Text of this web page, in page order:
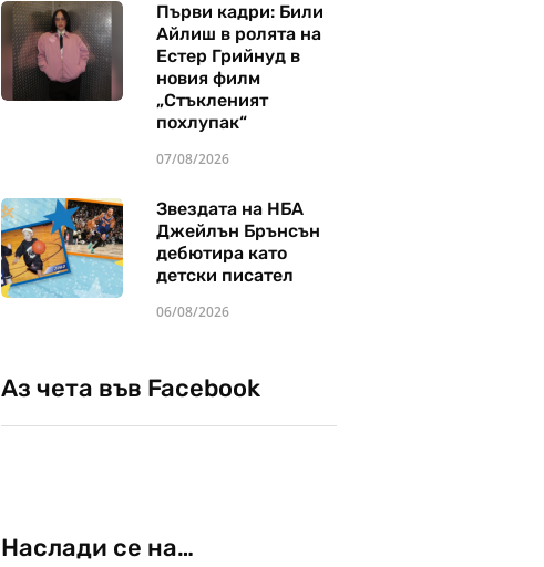
Първи кадри: Били
Айлиш в ролята на
Естер Грийнуд в
новия филм
„Стъкленият
похлупак“
07/08/2026
Звездата на НБА
Джейлън Брънсън
дебютира като
детски писател
06/08/2026
Аз чета във Facebook
Наслади се на…